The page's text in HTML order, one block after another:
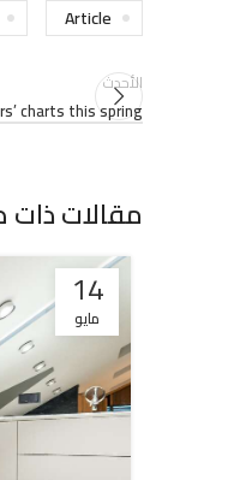
Article
الأحدث
charts this spring
مقالات ذات
14
مايو